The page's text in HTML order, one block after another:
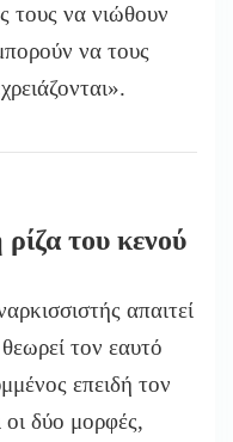
τους να νιώθουν
να τους
του κενού
απαιτεί
θεωρεί τον εαυτό
επειδή τον
δύο μορφές,